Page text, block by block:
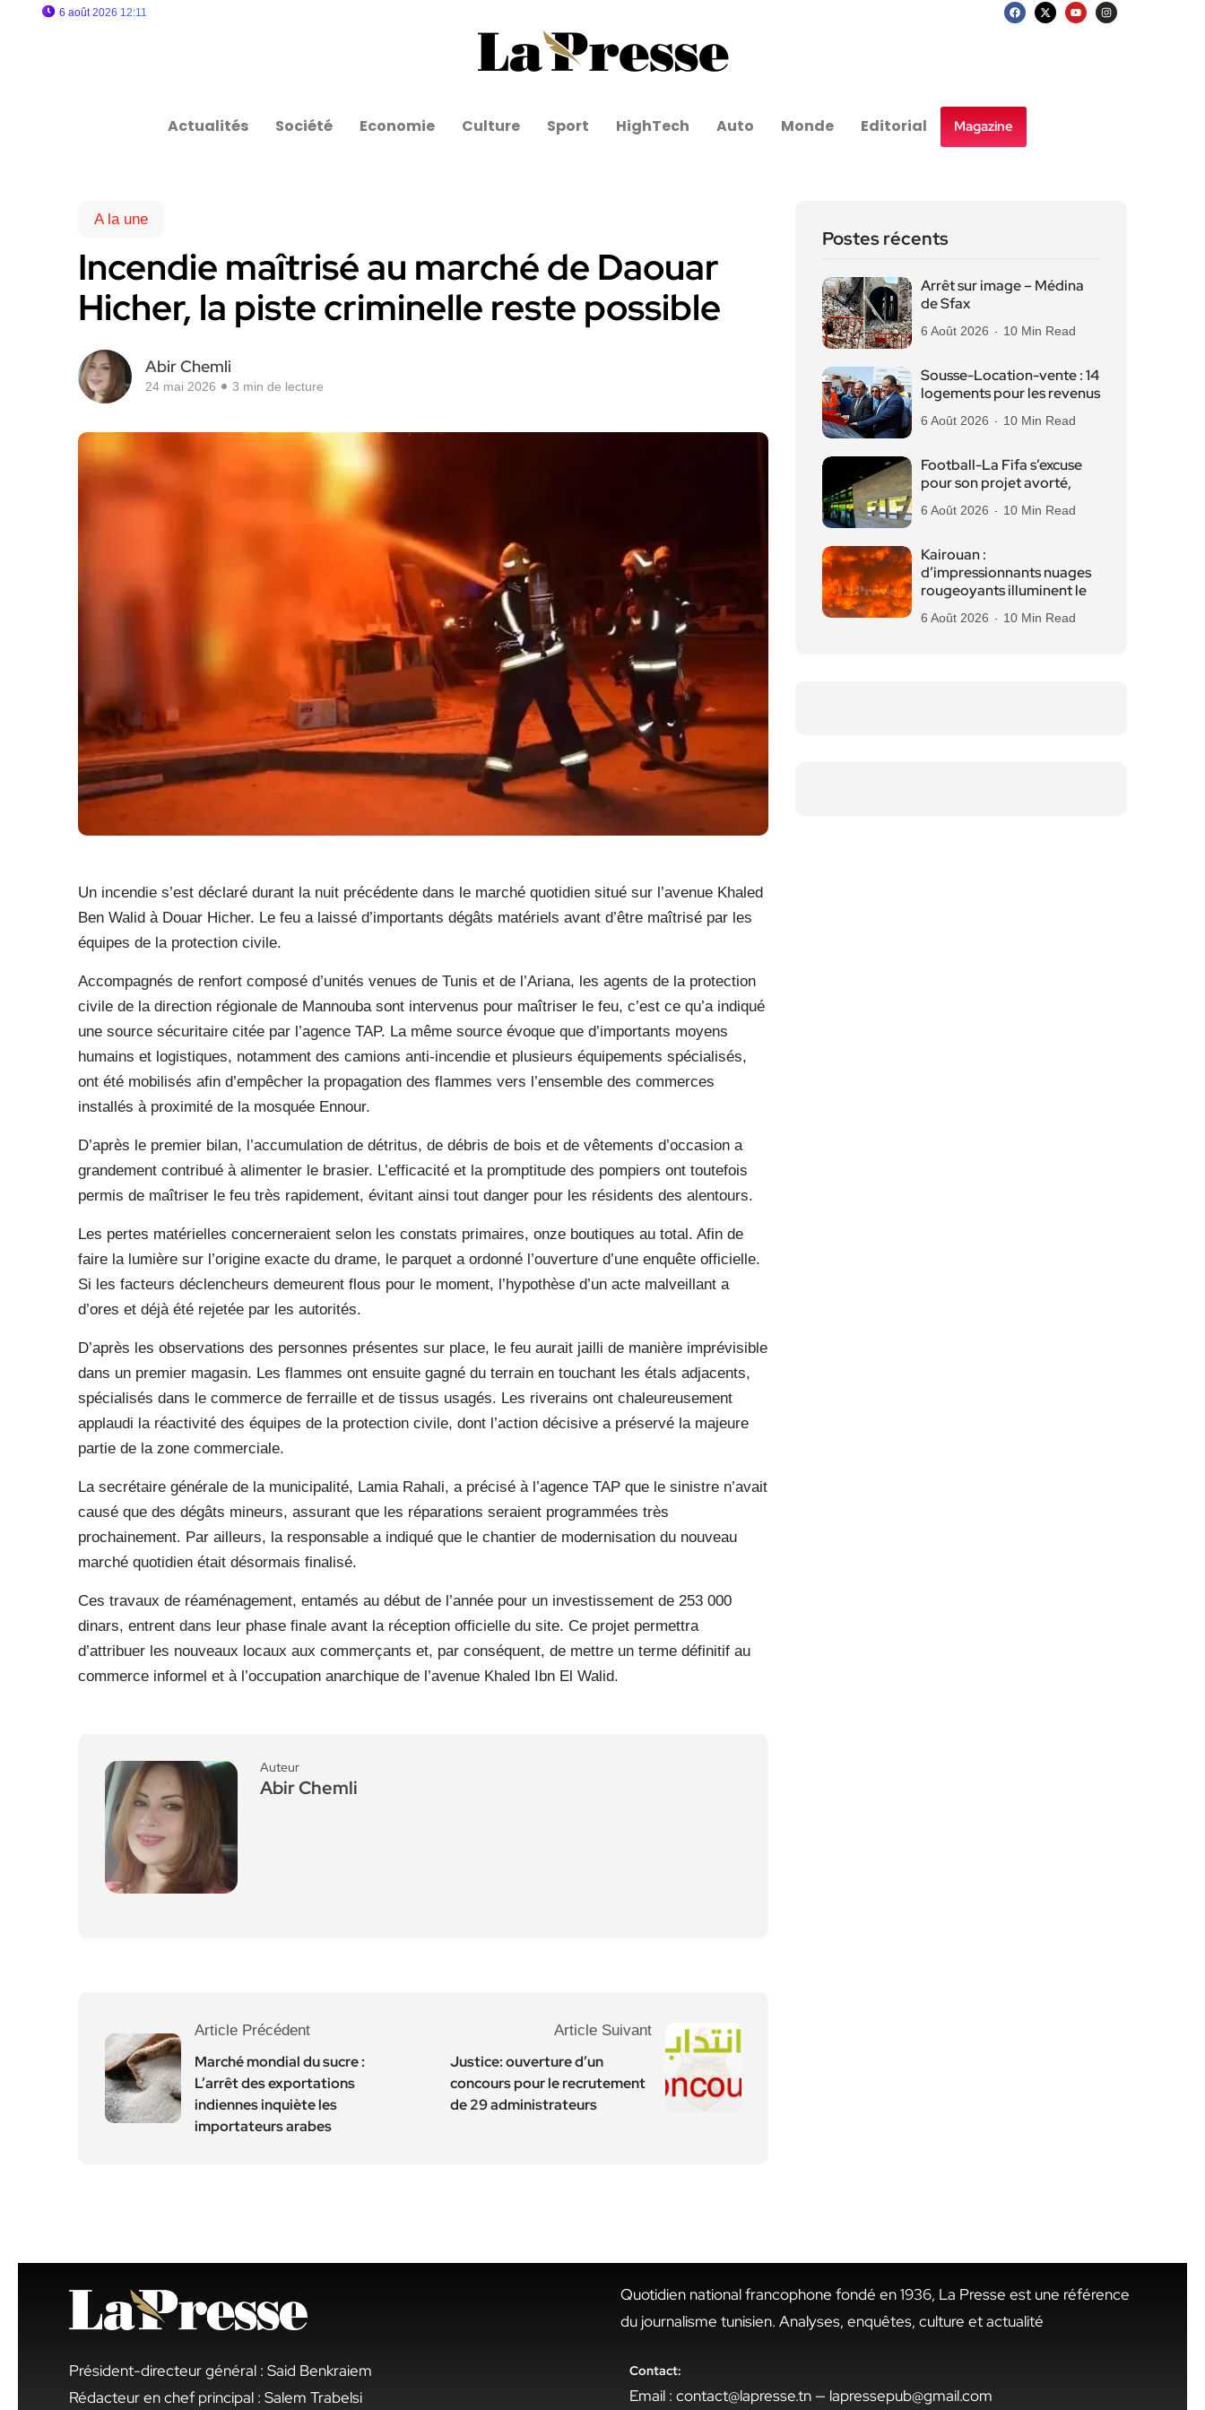
6 août 2026 12:11
Actualités Société Economie Culture Sport HighTech Auto Monde Editorial Magazine
A la une
Incendie maîtrisé au marché de Daouar
Hicher, la piste criminelle reste possible
Abir Chemli
24 mai 2026 3 min de lecture
Un incendie s’est déclaré durant la nuit précédente dans le marché quotidien situé sur l’avenue Khaled
Ben Walid à Douar Hicher. Le feu a laissé d’importants dégâts matériels avant d’être maîtrisé par les
équipes de la protection civile.
Accompagnés de renfort composé d’unités venues de Tunis et de l’Ariana, les agents de la protection
civile de la direction régionale de Mannouba sont intervenus pour maîtriser le feu, c’est ce qu’a indiqué
une source sécuritaire citée par l’agence TAP. La même source évoque que d’importants moyens
humains et logistiques, notamment des camions anti-incendie et plusieurs équipements spécialisés,
ont été mobilisés afin d’empêcher la propagation des flammes vers l’ensemble des commerces
installés à proximité de la mosquée Ennour.
D’après le premier bilan, l’accumulation de détritus, de débris de bois et de vêtements d’occasion a
grandement contribué à alimenter le brasier. L’efficacité et la promptitude des pompiers ont toutefois
permis de maîtriser le feu très rapidement, évitant ainsi tout danger pour les résidents des alentours.
Les pertes matérielles concerneraient selon les constats primaires, onze boutiques au total. Afin de
faire la lumière sur l’origine exacte du drame, le parquet a ordonné l’ouverture d’une enquête officielle.
Si les facteurs déclencheurs demeurent flous pour le moment, l’hypothèse d’un acte malveillant a
d’ores et déjà été rejetée par les autorités.
D’après les observations des personnes présentes sur place, le feu aurait jailli de manière imprévisible
dans un premier magasin. Les flammes ont ensuite gagné du terrain en touchant les étals adjacents,
spécialisés dans le commerce de ferraille et de tissus usagés. Les riverains ont chaleureusement
applaudi la réactivité des équipes de la protection civile, dont l’action décisive a préservé la majeure
partie de la zone commerciale.
La secrétaire générale de la municipalité, Lamia Rahali, a précisé à l’agence TAP que le sinistre n’avait
causé que des dégâts mineurs, assurant que les réparations seraient programmées très
prochainement. Par ailleurs, la responsable a indiqué que le chantier de modernisation du nouveau
marché quotidien était désormais finalisé.
Ces travaux de réaménagement, entamés au début de l’année pour un investissement de 253 000
dinars, entrent dans leur phase finale avant la réception officielle du site. Ce projet permettra
d’attribuer les nouveaux locaux aux commerçants et, par conséquent, de mettre un terme définitif au
commerce informel et à l’occupation anarchique de l’avenue Khaled Ibn El Walid.
Auteur
Abir Chemli
Article Précédent
Marché mondial du sucre :
L’arrêt des exportations
indiennes inquiète les
importateurs arabes
Article Suivant
Justice: ouverture d’un
concours pour le recrutement
de 29 administrateurs
Postes récents
Arrêt sur image – Médina
de Sfax
6 Août 2026 10 Min Read
Sousse-Location-vente : 14
logements pour les revenus
6 Août 2026 10 Min Read
Football-La Fifa s’excuse
pour son projet avorté,
6 Août 2026 10 Min Read
Kairouan :
d’impressionnants nuages
rougeoyants illuminent le
6 Août 2026 10 Min Read
Président-directeur général : Said Benkraiem
Rédacteur en chef principal : Salem Trabelsi
Quotidien national francophone fondé en 1936, La Presse est une référence
du journalisme tunisien. Analyses, enquêtes, culture et actualité
Contact:
Email : contact@lapresse.tn — lapressepub@gmail.com